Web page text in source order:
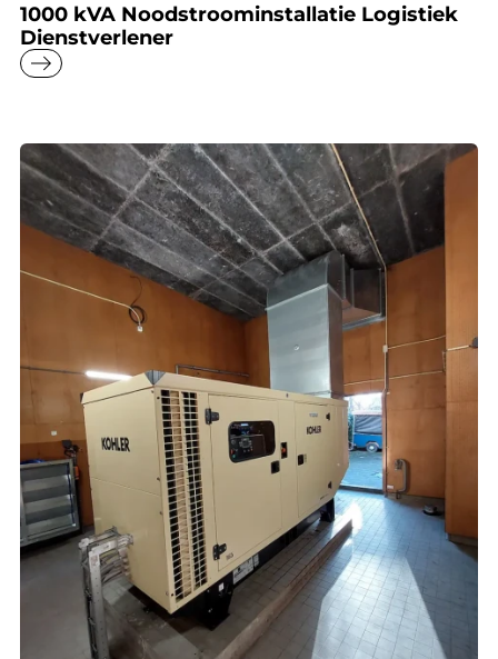
1000 kVA Noodstroominstallatie Logistiek
Dienstverlener
east